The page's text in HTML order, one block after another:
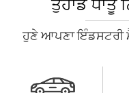
ਤੁਹਾਡੇ ਧਾਤੂ
ਹੁਣੇ ਆਪਣਾ ਇੰਡਸਟਰੀ